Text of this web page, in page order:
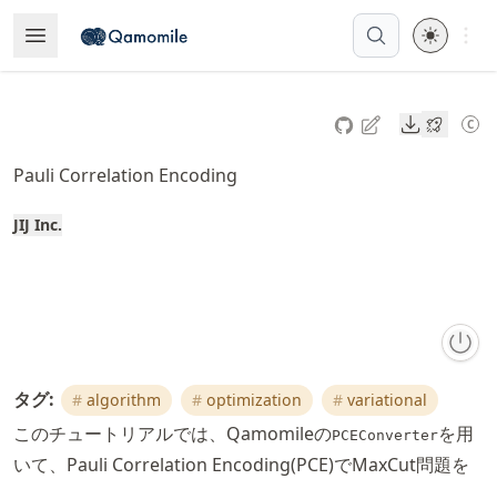
to
article
to
content
Open MenuMade with MyST
Open
Downloads
C
Pauli Correlation Encoding
JIJ Inc.
タグ: algorithm optimization variational
このチュートリアルでは、QamomileのPCEConverterを用
いて、Pauli Correlation Encoding(PCE)でMaxCut問題を